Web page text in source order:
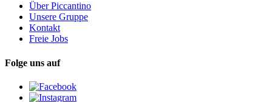
Über Piccantino
Unsere Gruppe
Kontakt
Freie Jobs
Folge uns auf